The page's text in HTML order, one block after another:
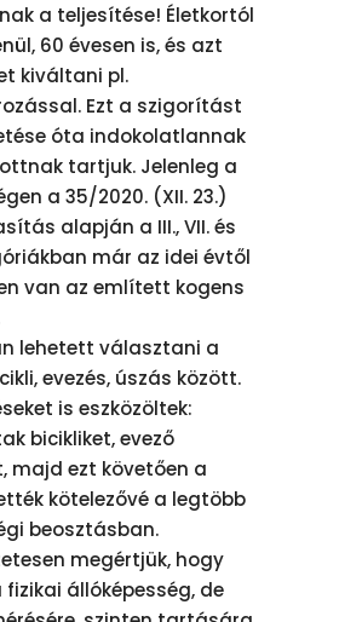
a teljesítése! Életkortól
60 évesen is, és azt
kiváltani pl.
Ezt a szigorítást
óta indokolatlannak
tartjuk. Jelenleg a
a 35/2020. (XII. 23.)
alapján a III., VII. és
már az idei évtől
van az említett kogens
lehetett választani a
evezés, úszás között.
is eszközöltek:
bicikliket, evező
majd ezt követően a
kötelezővé a legtöbb
beosztásban.
megértjük, hogy
állóképesség, de